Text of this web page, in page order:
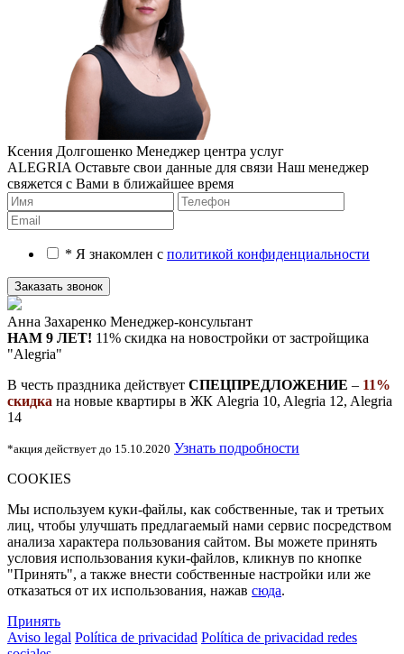
Ксения Долгошенко Менеджер центра услуг
ALEGRIA Оставьте свои данные для связи Наш менеджер
свяжется с Вами в ближайшее время
* Я знакомлен с политикой конфиденциальности
Анна Захаренко Менеджер-консультант
НАМ 9 ЛЕТ! 11% скидка на новостройки от застройщика
"Alegria"
В честь праздника действует СПЕЦПРЕДЛОЖЕНИЕ – 11%
скидка на новые квартиры в ЖК Alegria 10, Alegria 12, Alegria
14
*акция действует до 15.10.2020 Узнать подробности
COOKIES
Мы используем куки-файлы, как собственные, так и третьих
лиц, чтобы улучшать предлагаемый нами сервис посредством
анализа характера пользования сайтом. Вы можете принять
условия использования куки-файлов, кликнув по кнопке
"Принять", а также внести собственные настройки или же
отказаться от их использования, нажав сюда.
Принять
Aviso legal Política de privacidad Política de privacidad redes